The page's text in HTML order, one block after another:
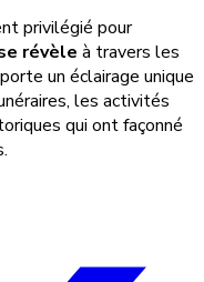
privilégié pour
révèle à travers les
un éclairage unique
les activités
qui ont façonné